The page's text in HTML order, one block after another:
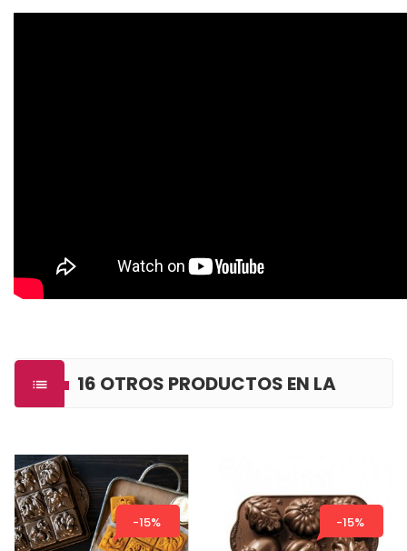

16 OTROS PRODUCTOS EN LA
-15% -15%